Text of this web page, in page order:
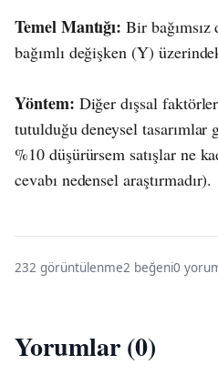
Temel Mantığı: Bir
bağımlı değişken (Y)
Yöntem: Diğer dışsal
tutulduğu deneysel
%10 düşürürsem satışlar ne
cevabı nedensel araştırmadır).
232 görüntülenme2 beğeni0
Yorumlar (0)